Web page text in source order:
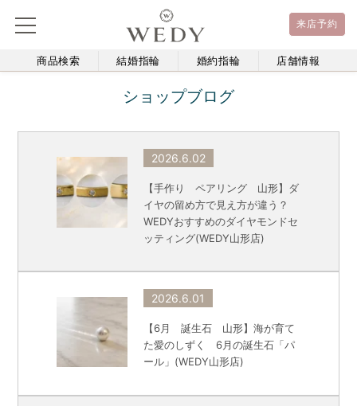
来店予約
商品検索 結婚指輪 婚約指輪 店舗情報
ショップブログ
2026.6.02
【手作り ペアリング 山形】ダ
イヤの留め方で見え方が違う？
WEDYおすすめのダイヤモンドセ
ッティング(WEDY山形店)
2026.6.01
【6月 誕生石 山形】海が育て
た愛のしずく 6月の誕生石「パ
ール」(WEDY山形店)